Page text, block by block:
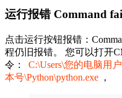
运行报错 Command
点击运行按钮报错：
程仍旧报错。 您可以打开
令：
C:\Users\您的电脑用
本号\Python\python.exe ，